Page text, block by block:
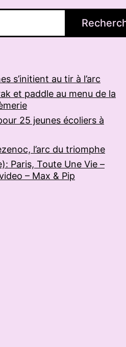
s’initient au tir à l’arc
et paddle au menu de la
25 jeunes écoliers à
l’arc du triomphe
Paris, Toute Une Vie –
– Max & Pip